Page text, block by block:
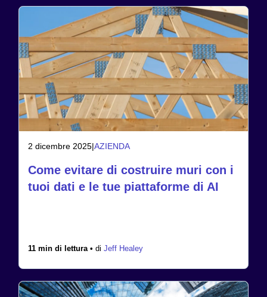
2 dicembre 2025|AZIENDA
Come evitare di costruire muri con i
tuoi dati e le tue piattaforme di AI
11 min di lettura • di Jeff Healey